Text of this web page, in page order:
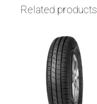
Related products